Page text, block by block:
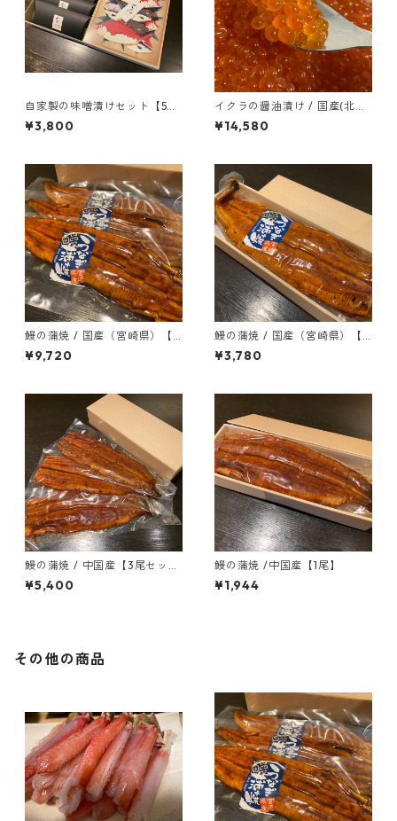
自家製の味噌漬けセット【5種
×1Pセット】
¥3,800
イクラの醤油漬け / 国産(北海
道)
¥14,580
鰻の蒲焼 / 国産（宮崎県）【3
尾セット】
¥9,720
鰻の蒲焼 / 国産（宮崎県）【1
尾】
¥3,780
鰻の蒲焼 / 中国産【3尾セッ
ト】
¥5,400
鰻の蒲焼 /中国産【1尾】
¥1,944
その他の商品